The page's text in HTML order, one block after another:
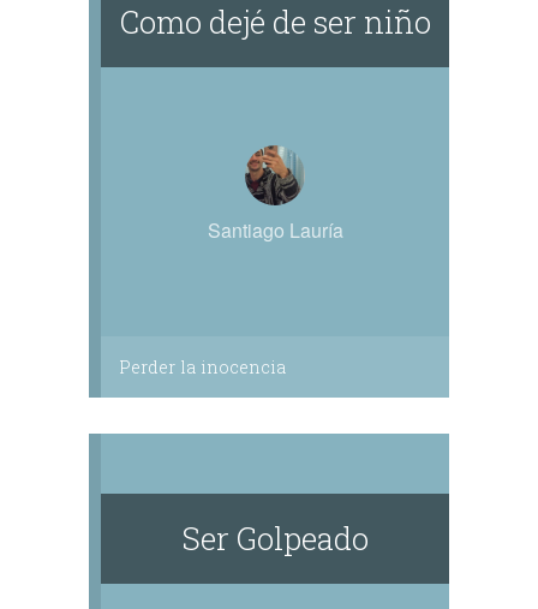
Como dejé de ser niño
Santiago Lauría
Perder la inocencia
Ser Golpeado